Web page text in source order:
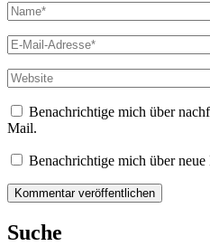
Name*
E-
Mail-
Adresse*
Website
Benachrichtige mich über
Mail.
Benachrichtige mich über
Suche